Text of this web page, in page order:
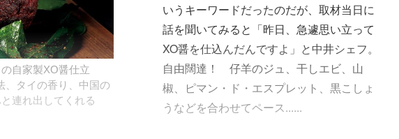
自家製XO醤仕立
、タイの香り、中国の
連れ出してくれる
いうキーワードだったのだが、取材当日に
話を聞いてみると「昨日、急遽思い立って
XO醤を仕込んだんですよ」と中井シェフ。
自由闊達！ 仔羊のジュ、干しエビ、山
椒、ピマン・ド・エスプレット、黒こしょ
うなどを合わせてペース......